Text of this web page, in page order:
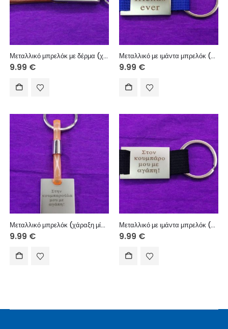
Μεταλλικό μπρελόκ με δέρμα (χάραξη μία πλευρά – κείμενο επιλογής σας)
9.99 €
Μεταλλικό με ιμάντα μπρελόκ (χάραξη μία πλευρά – κείμενο επιλογής σας)
9.99 €
Μεταλλικό μπρελόκ (χάραξη μία πλευρά – κείμενο επιλογής σας)
9.99 €
Μεταλλικό με ιμάντα μπρελόκ (χάραξη μία πλευρά – κείμενο επιλογής σας)
9.99 €